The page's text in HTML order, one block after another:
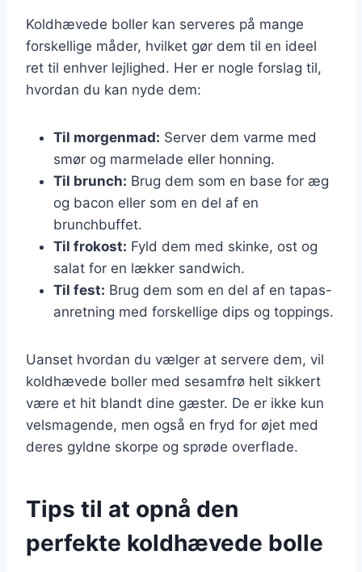
Koldhævede boller kan serveres på mange
forskellige måder, hvilket gør dem til en ideel
ret til enhver lejlighed. Her er nogle forslag til,
hvordan du kan nyde dem:
Til morgenmad: Server dem varme med
smør og marmelade eller honning.
Til brunch: Brug dem som en base for æg
og bacon eller som en del af en
brunchbuffet.
Til frokost: Fyld dem med skinke, ost og
salat for en lækker sandwich.
Til fest: Brug dem som en del af en tapas-
anretning med forskellige dips og toppings.
Uanset hvordan du vælger at servere dem, vil
koldhævede boller med sesamfrø helt sikkert
være et hit blandt dine gæster. De er ikke kun
velsmagende, men også en fryd for øjet med
deres gyldne skorpe og sprøde overflade.
Tips til at opnå den
perfekte koldhævede bolle